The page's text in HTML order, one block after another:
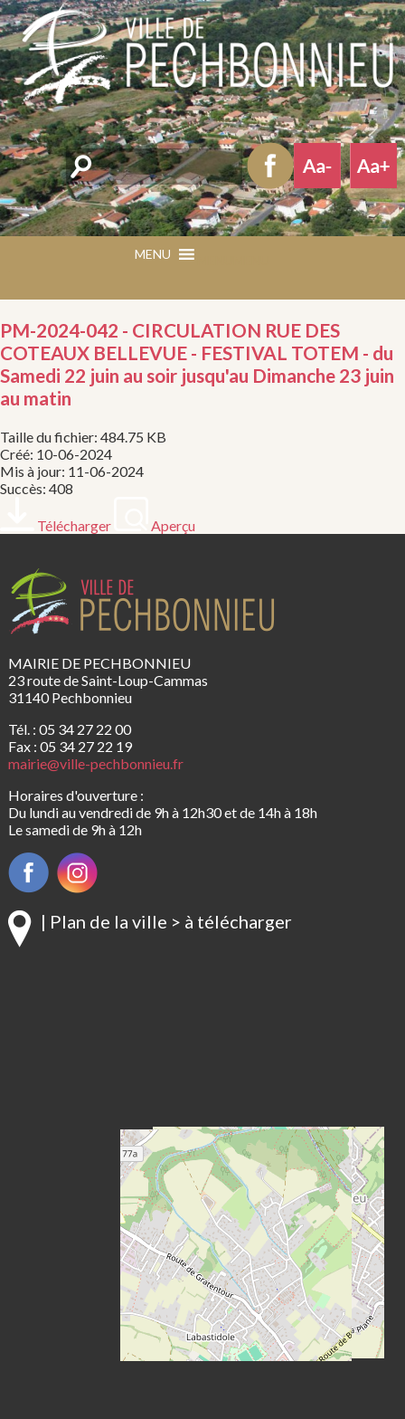
Rechercher
PM-2024-042 - CIRCULATION RUE DES
COTEAUX BELLEVUE - FESTIVAL TOTEM - du
Samedi 22 juin au soir jusqu'au Dimanche 23 juin
au matin
Taille du fichier: 484.75 KB
Créé: 10-06-2024
Mis à jour: 11-06-2024
Succès: 408
Télécharger Aperçu
MAIRIE DE PECHBONNIEU
23 route de Saint-Loup-Cammas
31140 Pechbonnieu
Tél. : 05 34 27 22 00
Fax : 05 34 27 22 19
mairie@ville-pechbonnieu.fr
Horaires d'ouverture :
Du lundi au vendredi de 9h à 12h30 et de 14h à 18h
Le samedi de 9h à 12h
| Plan de la ville > à télécharger